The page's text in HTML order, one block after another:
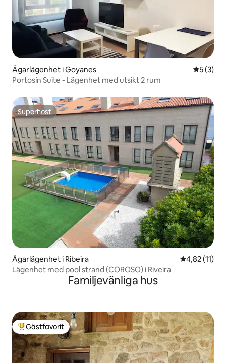
Ägarlägenhet i Goyanes 5 av 5 i
5 (3)
Portosín Suite - Lägenhet med utsikt 2 rum
Superhost
Superhost
Ägarlägenhet i Ribeira 4,82 av 5 i
4,82 (11)
Lägenhet med pool strand (COROSO) i Riveira
Familjevänliga hus
Populär gästfavorit
Gästfavorit